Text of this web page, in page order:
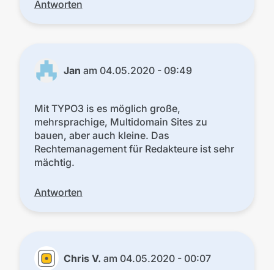
Antworten
Jan am 04.05.2020 - 09:49
Mit TYPO3 is es möglich große,
mehrsprachige, Multidomain Sites zu
bauen, aber auch kleine. Das
Rechtemanagement für Redakteure ist sehr
mächtig.
Antworten
Chris V. am 04.05.2020 - 00:07